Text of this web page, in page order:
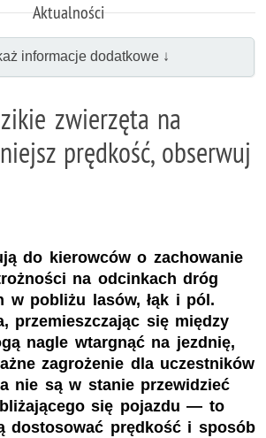
Aktualności
informacje dodatkowe ↓
zwierzęta na
prędkość, obserwuj
do kierowców o zachowanie
na odcinkach dróg
w pobliżu lasów, łąk i pól.
przemieszczając się między
nagle wtargnąć na jezdnię,
zagrożenie dla uczestników
nie są w stanie przewidzieć
się pojazdu — to
dostosować prędkość i sposób